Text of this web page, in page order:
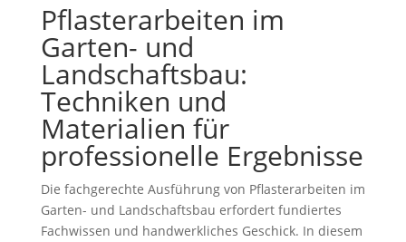
Pflasterarbeiten im
Garten- und
Landschaftsbau:
Techniken und
Materialien für
professionelle Ergebnisse
Die fachgerechte Ausführung von Pflasterarbeiten im
Garten- und Landschaftsbau erfordert fundiertes
Fachwissen und handwerkliches Geschick. In diesem